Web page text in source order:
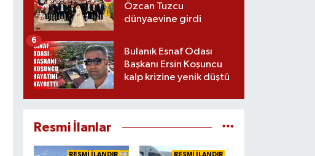
Özcan Tuzcu
dünyaevine girdi
Bulanık Esnaf Odası
Başkanı Ersin Koşuncu
kalp krizine yenik düştü
6
Resmi İlanlar
RESMİ İLANDIR RESMİ İLANDIR